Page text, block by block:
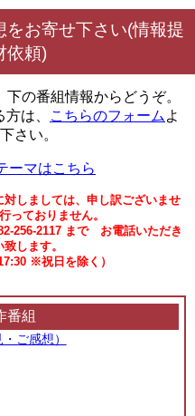
をお寄せ下さい(情報提
依頼)
の番組情報からどうぞ。
は、
こちらのフォーム よ
さい。
ーマはこちら
しましては、申し訳ございませ
っておりません。
256-2117 まで お電話いただき
します。
※祝日を除く）
番組
ご感想）